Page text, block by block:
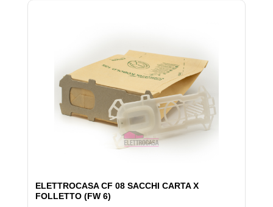
ELETTROCASA CF 08 SACCHI CARTA X
FOLLETTO (FW 6)